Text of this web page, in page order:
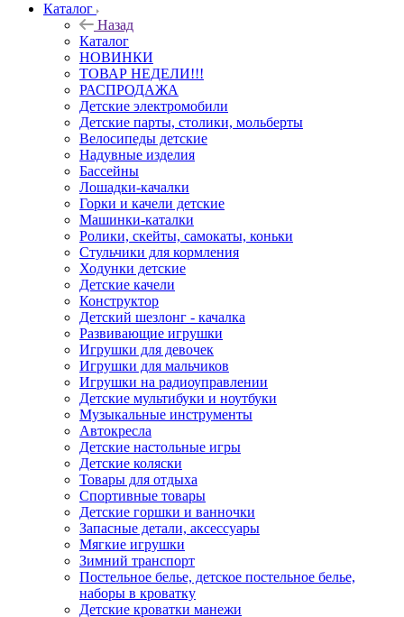
Каталог
Назад
Каталог
НОВИНКИ
ТОВАР НЕДЕЛИ!!!
РАСПРОДАЖА
Детские электромобили
Детские парты, столики, мольберты
Велосипеды детские
Надувные изделия
Бассейны
Лошадки-качалки
Горки и качели детские
Машинки-каталки
Ролики, скейты, самокаты, коньки
Стульчики для кормления
Ходунки детские
Детские качели
Конструктор
Детский шезлонг - качалка
Развивающие игрушки
Игрушки для девочек
Игрушки для мальчиков
Игрушки на радиоуправлении
Детские мультибуки и ноутбуки
Музыкальные инструменты
Автокресла
Детские настольные игры
Детские коляски
Товары для отдыха
Спортивные товары
Детские горшки и ванночки
Запасные детали, аксессуары
Мягкие игрушки
Зимний транспорт
Постельное белье, детское постельное белье,
наборы в кроватку
Детские кроватки манежи